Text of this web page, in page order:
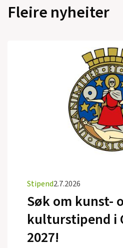
Fleire nyheiter
Stipend2.7.2026
Søk om kunst-
kulturstipend i
2027!